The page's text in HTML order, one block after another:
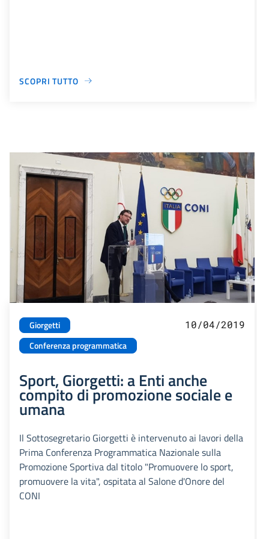
SCOPRI TUTTO
Giorgetti
Conferenza programmatica
10/04/2019
Sport, Giorgetti: a Enti anche
compito di promozione sociale e
umana
Il Sottosegretario Giorgetti è intervenuto ai lavori della
Prima Conferenza Programmatica Nazionale sulla
Promozione Sportiva dal titolo "Promuovere lo sport,
promuovere la vita", ospitata al Salone d'Onore del
CONI